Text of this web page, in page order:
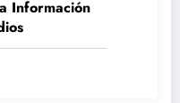
Información